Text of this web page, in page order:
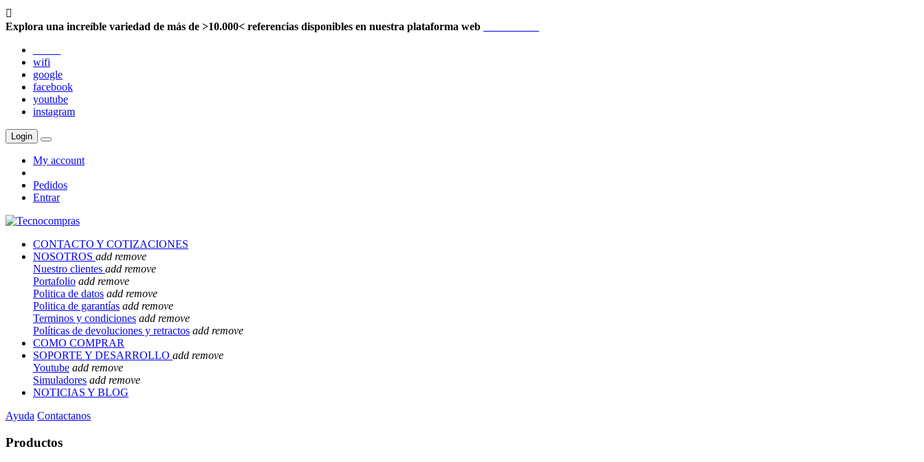

Explora una increíble variedad de más de >10.000< referencias disponibles en nuestra plataforma web
wifi
google
facebook
youtube
instagram
Login
My account
Pedidos
Entrar
CONTACTO Y COTIZACIONES
NOSOTROS add remove
Nuestro clientes add remove
Portafolio add remove
Politica de datos add remove
Politica de garantías add remove
Terminos y condiciones add remove
Políticas de devoluciones y retractos add remove
COMO COMPRAR
SOPORTE Y DESARROLLO add remove
Youtube add remove
Simuladores add remove
NOTICIAS Y BLOG
Ayuda Contactanos
Productos